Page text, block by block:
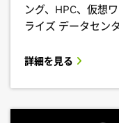
ング、HPC、仮想
ライズ データセン
詳細を見る